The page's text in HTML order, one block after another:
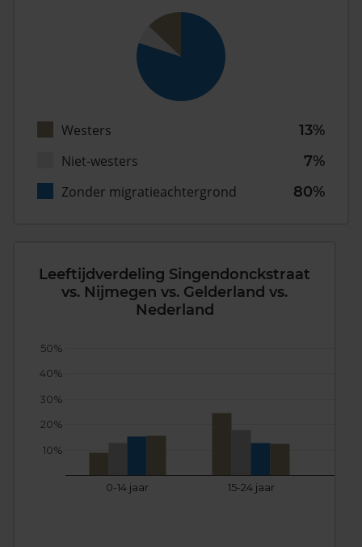
Westers
13%
Niet-westers
7%
Zonder migratieachtergrond
80%
Leeftijdverdeling Singendonckstraat
vs. Nijmegen vs. Gelderland vs.
Nederland
0-14 jaar 15-24 jaar
10%
20%
30%
40%
50%